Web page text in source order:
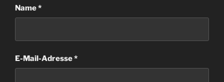
Name*
E-Mail-Adresse*